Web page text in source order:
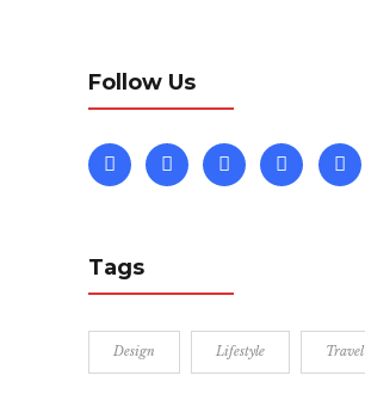
Follow Us
Tags
Design Lifestyle Travel